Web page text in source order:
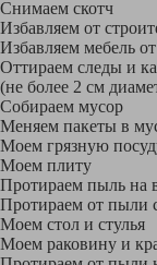
Снимаем скотч
Избавляем от
Избавляем мебель
Оттираем следы и
(не более 2 см
Собираем мусор
Меняем пакеты в
Моем грязную
Моем плиту
Протираем пыль на
Протираем от пыли
Моем стол и стулья
Моем раковину и